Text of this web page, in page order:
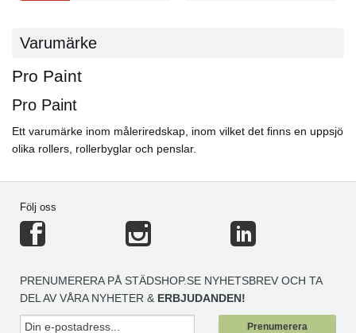
Varumärke
Pro Paint
Pro Paint
Ett varumärke inom måleriredskap, inom vilket det finns en uppsjö
olika rollers, rollerbyglar och penslar.
Följ oss
PRENUMERERA PÅ STÄDSHOP.SE NYHETSBREV OCH TA
DEL AV VÅRA NYHETER & ERBJUDANDEN!
Prenumerera